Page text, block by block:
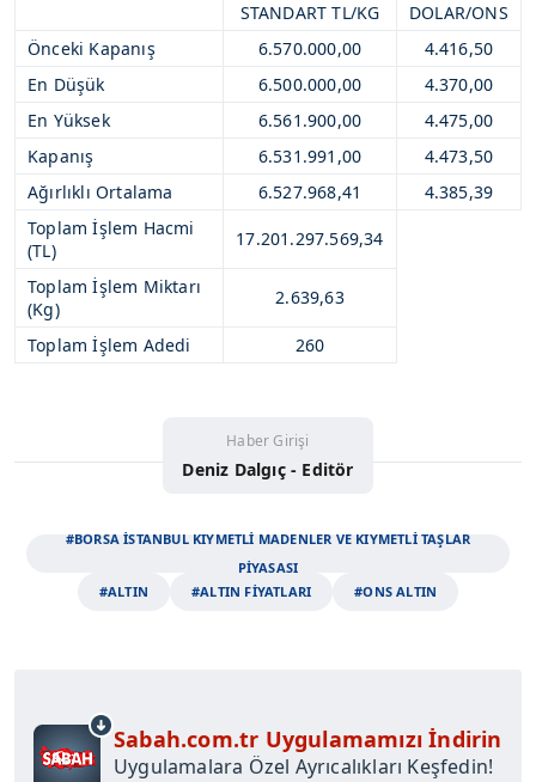
STANDART TL/KG
DOLAR/ONS
Önceki Kapanış
6.570.000,00
4.416,50
En Düşük
6.500.000,00
4.370,00
En Yüksek
6.561.900,00
4.475,00
Kapanış
6.531.991,00
4.473,50
Ağırlıklı Ortalama
6.527.968,41
4.385,39
Toplam İşlem Hacmi
(TL)
17.201.297.569,34
Toplam İşlem Miktarı
(Kg)
2.639,63
Toplam İşlem Adedi 260
Haber Girişi
Deniz Dalgıç - Editör
#BORSA İSTANBUL KIYMETLİ MADENLER VE KIYMETLİ TAŞLAR
PİYASASI
#ALTIN
#ALTIN FİYATLARI #ONS ALTIN
Sabah.com.tr Uygulamamızı İndirin
Uygulamalara Özel Ayrıcalıkları Keşfedin!